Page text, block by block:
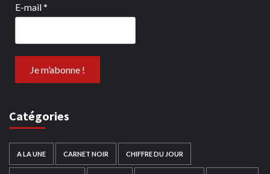
E-mail*
Catégories
A LA UNE CARNET NOIR CHIFFRE DU JOUR